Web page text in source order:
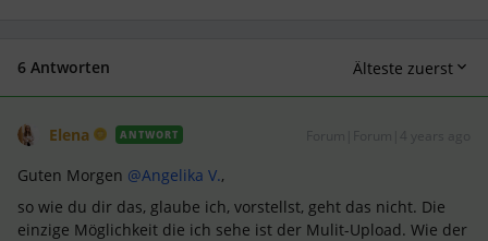
6 Antworten Älteste zuerst
Elena ANTWORT
Guten Morgen @Angelika V.,
so wie du dir das, glaube ich, vorstellst, geht das nicht. Die
einzige Möglichkeit die ich sehe ist der Mulit-Upload. Wie der